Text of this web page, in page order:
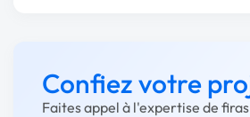
Confiez votre
Faites appel à l'expertise de